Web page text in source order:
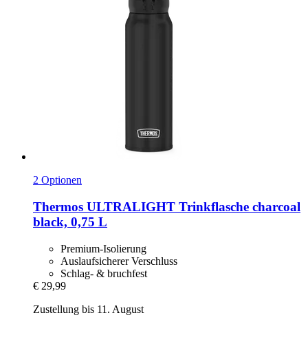
2 Optionen
Thermos ULTRALIGHT Trinkflasche charcoal
black, 0,75 L
Premium-Isolierung
Auslaufsicherer Verschluss
Schlag- & bruchfest
€ 29,99
Zustellung bis 11. August